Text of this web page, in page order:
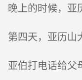
晚上的时候，亚
第四天，亚历山
亚伯打电话给父